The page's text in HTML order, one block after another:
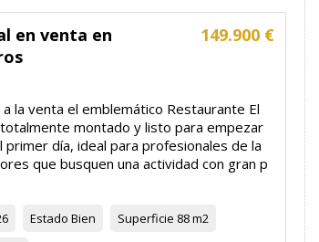
149.900 €
en venta en
la venta el emblemático Restaurante El
montado y listo para empezar
día, ideal para profesionales de la
que busquen una actividad con gran p
Estado Bien Superficie 88 m2